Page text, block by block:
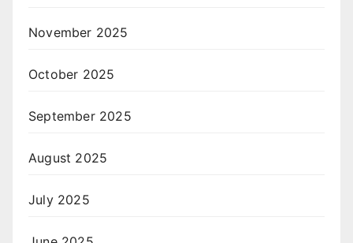
November 2025
October 2025
September 2025
August 2025
July 2025